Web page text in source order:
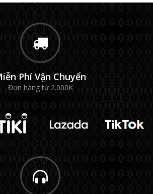
Phí Vận Chuyển
Đơn hàng từ 2.000K